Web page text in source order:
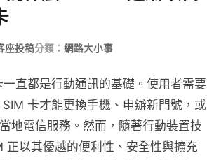
座投稿分類： 網路大小事
直都是行動通訊的基礎。使用者需要
卡才能更換手機、申辦新門號，或
地電信服務。然而，隨著行動裝置技
正以其優越的便利性、安全性與擴充